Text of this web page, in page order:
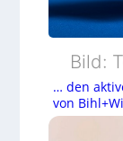
Bild:
… den
von